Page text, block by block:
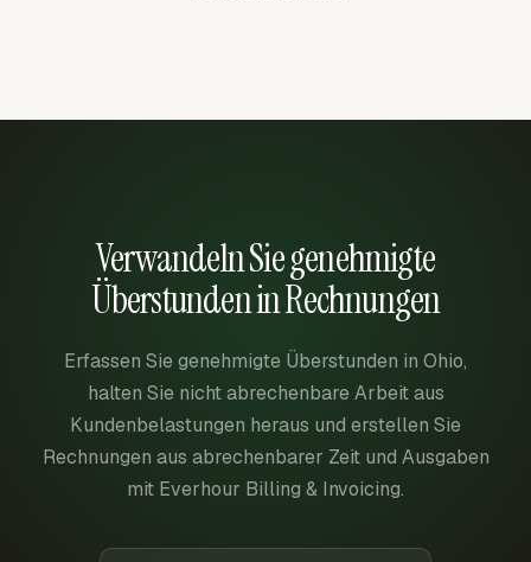
Verwandeln Sie genehmigte
Überstunden in Rechnungen
Erfassen Sie genehmigte Überstunden in Ohio,
halten Sie nicht abrechenbare Arbeit aus
Kundenbelastungen heraus und erstellen Sie
Rechnungen aus abrechenbarer Zeit und Ausgaben
mit Everhour Billing & Invoicing.